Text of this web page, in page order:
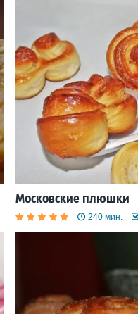
Московские плюшки
240 мин.